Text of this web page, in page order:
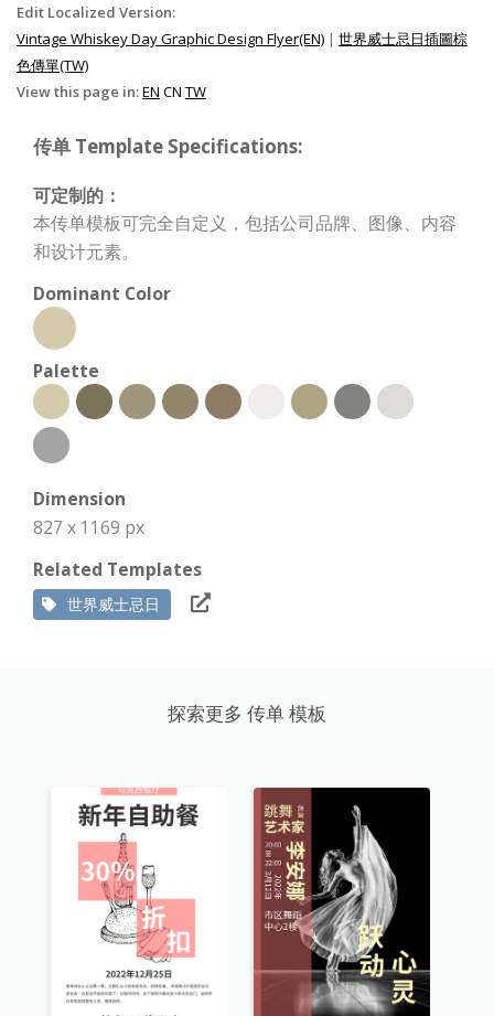
Edit Localized Version:
Vintage Whiskey Day Graphic Design Flyer(EN) | 世界威士忌日插圖棕
色傳單(TW)
View this page in:EN CN TW
传单 Template Specifications:
可定制的：
本传单模板可完全自定义，包括公司品牌、图像、内容
和设计元素。
Dominant Color
Palette
Dimension
827 x 1169 px
Related Templates
世界威士忌日
探索更多 传单 模板